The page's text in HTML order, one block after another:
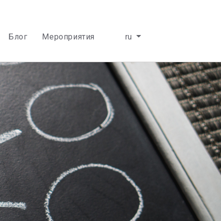
Блог Мероприятия ru